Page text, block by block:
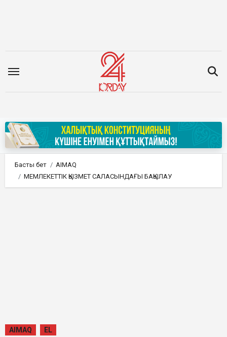
Басты бет
AIMAQ
МЕМЛЕКЕТТІК ҚЫЗМЕТ САЛАСЫНДАҒЫ БАҚЫЛАУ
AIMAQ EL